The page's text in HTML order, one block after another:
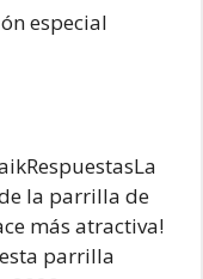
especial
la parrilla de
más atractiva!
parrilla